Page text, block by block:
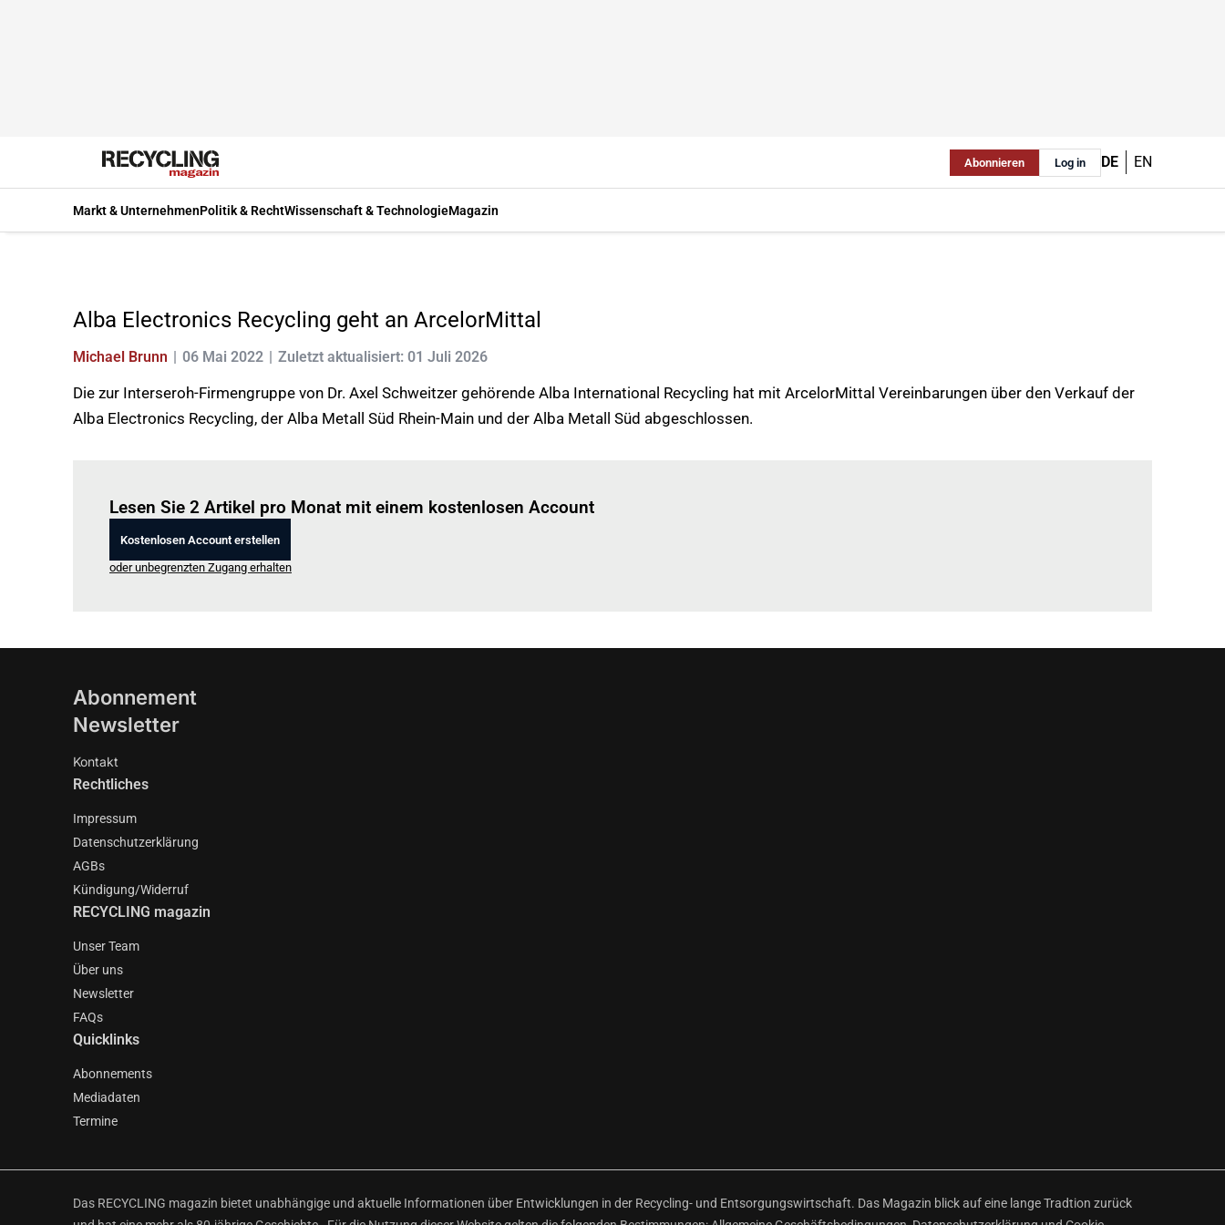
Abonnieren Log in DE EN
Markt & UnternehmenPolitik & RechtWissenschaft & TechnologieMagazin
Alba Electronics Recycling geht an ArcelorMittal
Michael Brunn 06 Mai 2022 Zuletzt aktualisiert: 01 Juli 2026
Die zur Interseroh-Firmengruppe von Dr. Axel Schweitzer gehörende Alba International Recycling hat mit ArcelorMittal Vereinbarungen über den Verkauf der
Alba Electronics Recycling, der Alba Metall Süd Rhein-Main und der Alba Metall Süd abgeschlossen.
Lesen Sie 2 Artikel pro Monat mit einem kostenlosen Account
Kostenlosen Account erstellen
oder unbegrenzten Zugang erhalten
Abonnement
Newsletter
Kontakt
Rechtliches
Impressum
Datenschutzerklärung
AGBs
Kündigung/Widerruf
RECYCLING magazin
Unser Team
Über uns
Newsletter
FAQs
Quicklinks
Abonnements
Mediadaten
Termine
Das RECYCLING magazin bietet unabhängige und aktuelle Informationen über Entwicklungen in der Recycling- und Entsorgungswirtschaft. Das Magazin blick auf eine lange Tradtion zurück